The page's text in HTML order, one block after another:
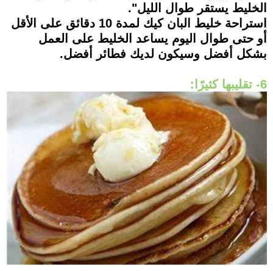
الخليط يستقر طوال الليل".
استراحة خليط البان كيك لمدة 10 دقائق على الأقل
أو حتى طوال اليوم يساعد الخليط على العمل
بشكل أفضل وسيكون لديك فطائر أفضل.
6- تقليبها كثيرًا: